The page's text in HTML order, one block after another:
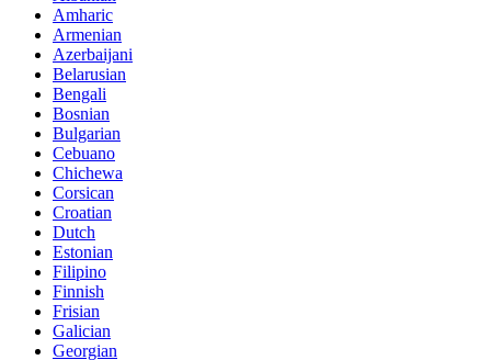
Amharic
Armenian
Azerbaijani
Belarusian
Bengali
Bosnian
Bulgarian
Cebuano
Chichewa
Corsican
Croatian
Dutch
Estonian
Filipino
Finnish
Frisian
Galician
Georgian